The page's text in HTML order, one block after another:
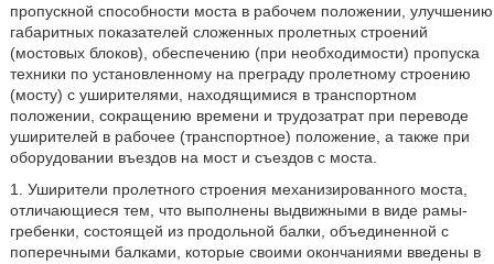
пропускной способности моста в рабочем положении, улучшению
габаритных показателей сложенных пролетных строений
(мостовых блоков), обеспечению (при необходимости) пропуска
техники по установленному на преграду пролетному строению
(мосту) с уширителями, находящимися в транспортном
положении, сокращению времени и трудозатрат при переводе
уширителей в рабочее (транспортное) положение, а также при
оборудовании въездов на мост и съездов с моста.
1. Уширители пролетного строения механизированного моста,
отличающиеся тем, что выполнены выдвижными в виде рамы-
гребенки, состоящей из продольной балки, объединенной с
поперечными балками, которые своими окончаниями введены в